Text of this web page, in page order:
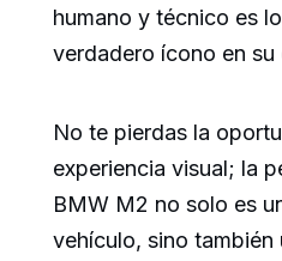
humano y técnico es
verdadero ícono en su
No te pierdas la
experiencia visual; la
BMW M2 no solo es
vehículo, sino también